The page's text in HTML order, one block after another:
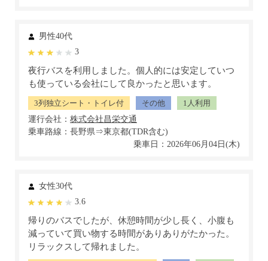
男性40代
3
夜行バスを利用しました。個人的には安定していつ
も使っている会社にして良かったと思います。
3列独立シート・トイレ付 その他
1人利用
運行会社：
乗車路線：長野県⇒東京都(TDR含む)
乗車日：2026年06月04日(木)
女性30代
3.6
帰りのバスでしたが、休憩時間が少し長く、小腹も
減っていて買い物する時間がありありがたかった。
リラックスして帰れました。